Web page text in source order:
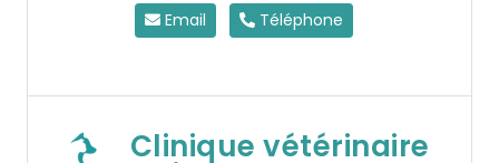
Email Téléphone
Clinique vétérinaire